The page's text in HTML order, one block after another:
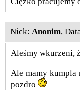
Nick: Anonim,
Aleśmy wkurzeni,
Ale mamy
pozdro